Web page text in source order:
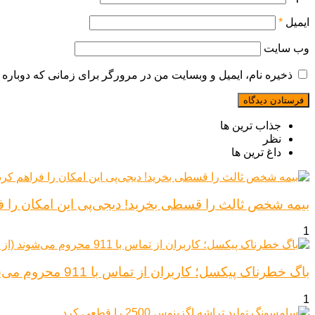
ایمیل *
وب‌ سایت
ذخیره نام، ایمیل و وبسایت من در مرورگر برای زمانی که
جذاب ترین ها
نظر
داغ ترین ها
بیمه شخص ثالث را قسطی بخرید! دیجی‌پی این امکان را
1
باگ خطرناک پیکسل؛ کاربران از تماس با 911 محروم می‌شوند (از پیکسل ۶ تا ۱۰)
1